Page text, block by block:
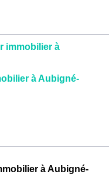
immobilier à
à Aubigné-
à Aubigné-